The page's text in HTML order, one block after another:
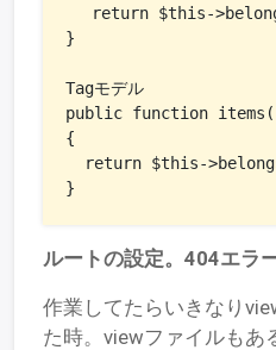
}
Tagモデル
public function
{
}
ルートの設定。404エラ
作業してたらいきなり
た時。viewファイルも